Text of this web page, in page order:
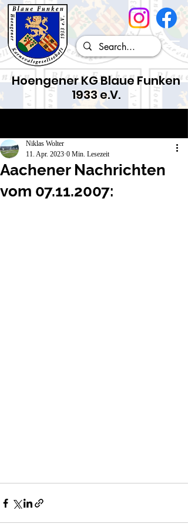
Hoengener KG Blaue Funken
1933 e.V.
Aachener Nachrichten
vom 07.11.2007:
Niklas Wolter
11. Apr. 2023 0 Min. Lesezeit